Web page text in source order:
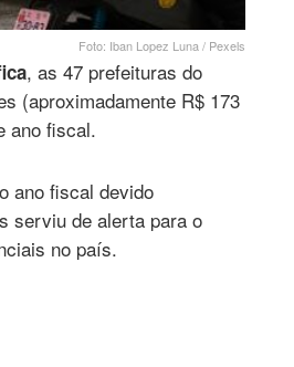
Foto: Iban Lopez Luna / Pexels
, as 47 prefeituras do
(aproximadamente R$ 173
ano fiscal.
ano fiscal devido
serviu de alerta para o
no país.